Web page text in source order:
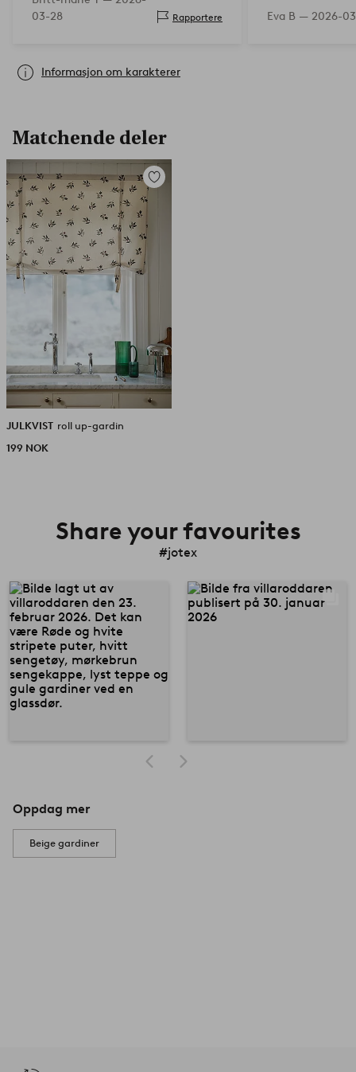
03-28
Rapportere Eva B — 2026-
Informasjon om karakterer
Matchende deler
Legg
til
favoritter
JULKVIST roll up-gardin
199 NOK
Share your favourites
#jotex
Oppdag mer
Beige gardiner